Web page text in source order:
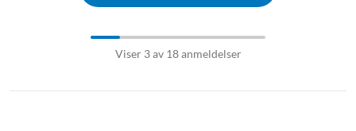
Viser 3 av 18 anmeldelser